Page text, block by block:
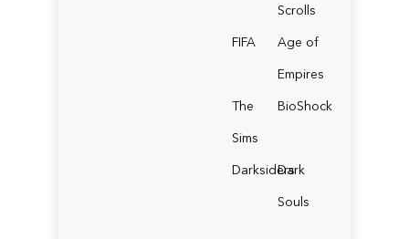
Scrolls
FIFA
Age of
Empires
The
Sims
BioShock
Darksiders
Dark
Souls